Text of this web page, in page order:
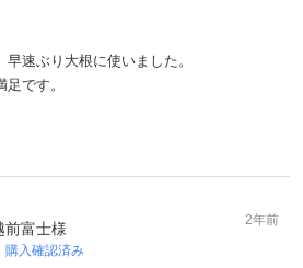
速ぶり大根に使いました。
です。
前富士様
購入確認済み
2年前